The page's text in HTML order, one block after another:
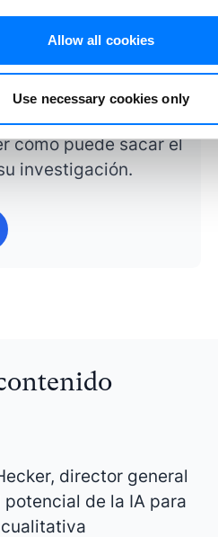
Allow all cookies
Use necessary cookies only
y fácilmente con
gratuita de ATLAS.ti
cómo puede sacar el
investigación.
director general
potencial de la IA para